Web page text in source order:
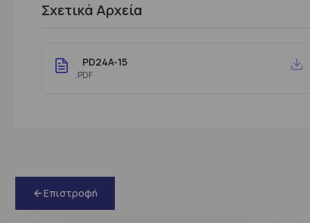
Σχετικά Αρχεία
PD24A-15
.PDF
Επιστροφή